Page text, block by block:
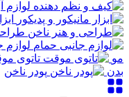
لوازم
مو
تاتوی
بدن
پودر ناخن